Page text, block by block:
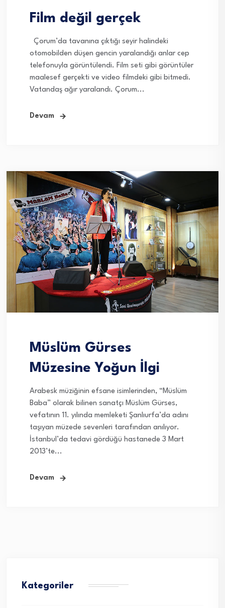
Film değil gerçek
Çorum’da tavanına çıktığı seyir halindeki
otomobilden düşen gencin yaralandığı anlar cep
telefonuyla görüntülendi. Film seti gibi görüntüler
maalesef gerçekti ve video filmdeki gibi bitmedi.
Vatandaş ağır yaralandı. Çorum...
Devam
Müslüm Gürses
Müzesine Yoğun İlgi
Arabesk müziğinin efsane isimlerinden, “Müslüm
Baba” olarak bilinen sanatçı Müslüm Gürses,
vefatının 11. yılında memleketi Şanlıurfa’da adını
taşıyan müzede sevenleri tarafından anılıyor.
İstanbul’da tedavi gördüğü hastanede 3 Mart
2013’te...
Devam
Kategoriler